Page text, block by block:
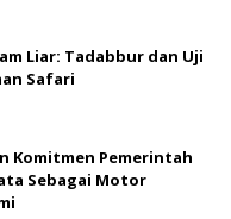
Liar: Tadabbur dan Uji
Safari
Komitmen Pemerintah
Sebagai Motor